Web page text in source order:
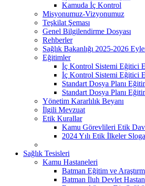
Kamuda İç Kontrol
Misyonumuz-Vizyonumuz
Teşkilat Şeması
Genel Bilgilendirme Dosyası
Rehberler
Sağlık Bakanlığı 2025-2026
Eğitimler
İç Kontrol Sistemi Eğitici
İç Kontrol Sistemi Eğitici
Standart Dosya Planı
Standart Dosya Planı
Yönetim Kararlılık Beyanı
İlgili Mevzuat
Etik Kurallar
Kamu Görevlileri Etik
2024 Yılı Etik İlkeler
Sağlık Tesisleri
Kamu Hastaneleri
Batman Eğitim ve
Batman İluh Devlet